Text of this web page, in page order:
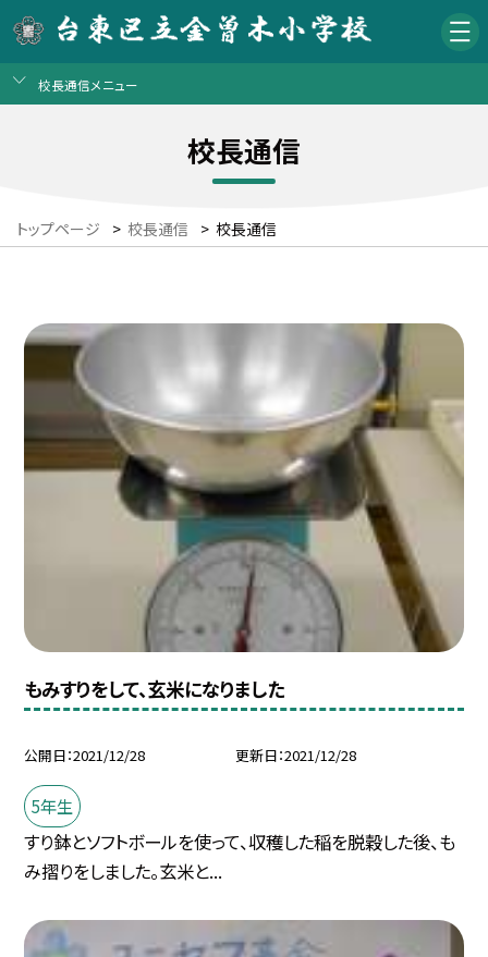
校長通信メニュー
校長通信
トップページ > 校長通信 > 校長通信
もみすりをして、玄米になりました
公開日 2021/12/28 更新日 2021/12/28
5年生
すり鉢とソフトボールを使って、収穫した稲を脱穀した後、も
み摺りをしました。玄米と...